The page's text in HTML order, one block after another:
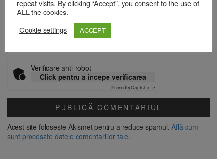
Site web
Verificare anti-robot
Click pentru a începe verificarea
FriendlyCaptcha ⇗
Acest site folosește Akismet pentru a reduce spamul. Află cum
sunt procesate datele comentariilor tale.
repeat visits. By clicking “Accept”, you consent to the use of
ALL the cookies.
Cookie settings
ACCEPT